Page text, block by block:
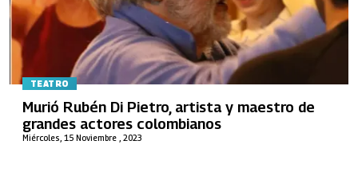
TEATRO
Miércoles, 15 Noviembre , 2023
Murió Rubén Di Pietro, artista y maestro de
grandes actores colombianos